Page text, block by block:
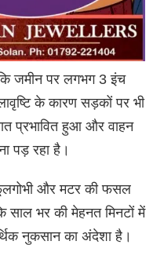
जमीन पर लगभग 3 इंच
के कारण सड़कों पर भी
प्रभावित हुआ और वाहन
पड़ रहा है।
और मटर की फसल
साल भर की मेहनत मिनटों में
नुकसान का अंदेशा है।